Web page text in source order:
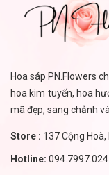
Hoa sáp PN.Flowers
hoa kim tuyến, hoa
mã đẹp, sang chảnh
Store : 137 Cộng
Hotline: 094.7997.024